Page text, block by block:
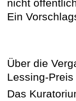
nicht
Ein
Über die
Lessing-
Das